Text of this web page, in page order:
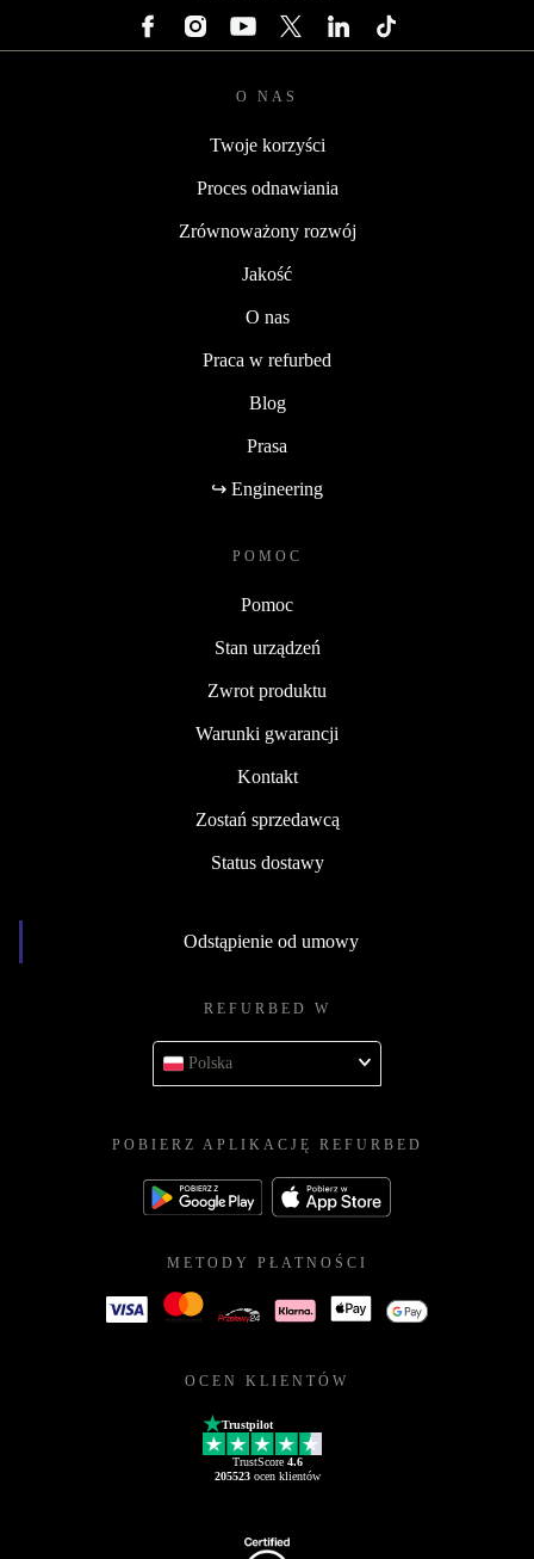
O NAS
Twoje korzyści
Proces odnawiania
Zrównoważony rozwój
Jakość
O nas
Praca w refurbed
Blog
Prasa
↪ Engineering
POMOC
Pomoc
Stan urządzeń
Zwrot produktu
Warunki gwarancji
Kontakt
Zostań sprzedawcą
Status dostawy
Odstąpienie od umowy
REFURBED W
Polska
POBIERZ APLIKACJĘ REFURBED
METODY PŁATNOŚCI
OCEN KLIENTÓW
Trustpilot
TrustScore 4.6
205523ocen klientów